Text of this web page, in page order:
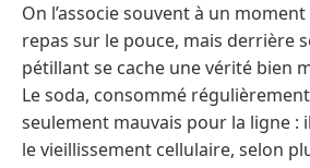
On l’associe souvent à un
repas sur le pouce, mais derrière
pétillant se cache une vérité bien
Le soda, consommé
seulement mauvais pour la ligne :
le vieillissement cellulaire, selon